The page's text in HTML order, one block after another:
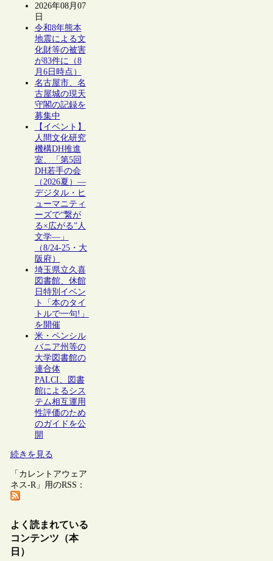
2026年08月07
日
令和8年熊本
地震による文
化財等の被害
が83件に（8
月6日時点）
名古屋市、名
古屋城の現天
守閣の記録を
募集中
【イベント】
人間文化研究
機構DH推進
室、「第5回
DH若手の会
（2026夏）―
デジタル・ヒ
ューマニティ
ーズで“繋が
る×広がる”人
文学―」
（8/24-25・大
阪府）
埼玉県立久喜
図書館、休館
日特別イベン
ト「本のタイ
トルで一句!」
を開催
米・ペンシル
バニア州等の
大学図書館の
連合体
PALCI、図書
館によるシス
テム相互運用
性評価のため
のガイドを公
開
続きを見る
「カレントアウェア
ネス-R」用のRSS：
よく読まれている
コンテンツ（本
日）